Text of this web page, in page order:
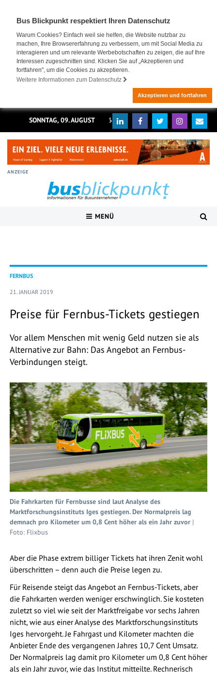
Bus Blickpunkt respektiert Ihren Datenschutz
Warum Cookies? Einfach weil sie helfen, die Website nutzbar zu
machen, Ihre Browsererfahrung zu verbessern, um mit Social Media zu
interagieren und um relevante Werbebotschaften zu zeigen, die auf Ihre
Interessen zugeschnitten sind. Klicken Sie auf „Akzeptieren und
fortfahren", um die Cookies zu akzeptieren.
Weitere Informationen zum Datenschutz
Akzeptieren und fortfahren
SONNTAG, 09. AUGUST 2026
ANZEIGE
MENÜ
FERNBUS
21. JANUAR 2019
Preise für Fernbus-Tickets gestiegen
Vor allem Menschen mit wenig Geld nutzen sie als
Alternative zur Bahn: Das Angebot an Fernbus-
Verbindungen steigt.
Die Fahrkarten für Fernbusse sind laut Analyse des
Marktforschungsinstituts Iges gestiegen. Der Normalpreis lag
demnach pro Kilometer um 0,8 Cent höher als ein Jahr zuvor |
Foto: Flixbus
Aber die Phase extrem billiger Tickets hat ihren Zenit wohl
überschritten – denn auch die Preise legen zu.
Für Reisende steigt das Angebot an Fernbus-Tickets, aber
die Fahrkarten werden weniger erschwinglich. Sie kosteten
zuletzt so viel wie seit der Marktfreigabe vor sechs Jahren
nicht, wie aus einer Analyse des Marktforschungsinstituts
Iges hervorgeht. Je Fahrgast und Kilometer machten die
Anbieter Ende des vergangenen Jahres 10,7 Cent Umsatz.
Der Normalpreis lag damit pro Kilometer um 0,8 Cent höher
als ein Jahr zuvor, wie das Institut mitteilte. Rechnerisch